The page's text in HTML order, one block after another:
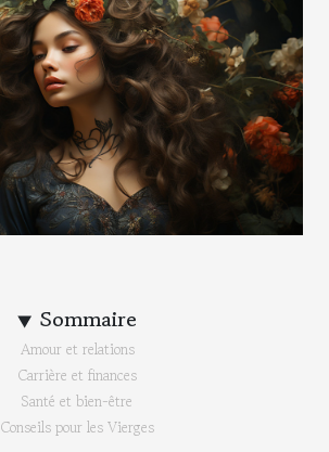
Sommaire
Amour et relations
Carrière et finances
Santé et bien-être
Conseils pour les Vierges